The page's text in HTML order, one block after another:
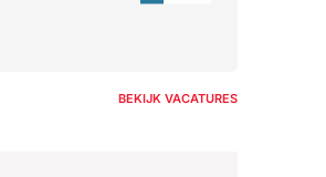
BEKIJK VACATURES